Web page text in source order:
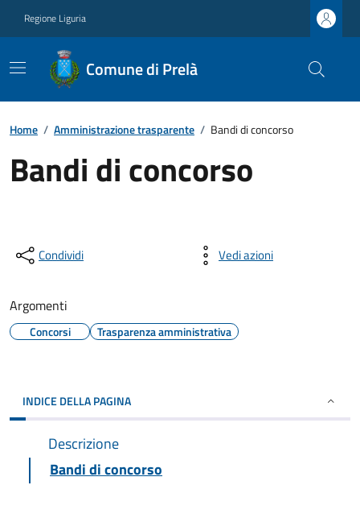
Regione Liguria
Comune di Prelà
Home / Amministrazione trasparente / Bandi di concorso
Bandi di concorso
Condividi Vedi azioni
Argomenti
Concorsi Trasparenza amministrativa
INDICE DELLA PAGINA
Descrizione
Bandi di concorso